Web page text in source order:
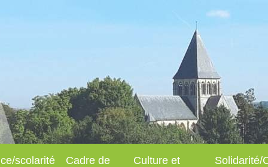
scolarité
Cadre de
Culture et
Solidarité/